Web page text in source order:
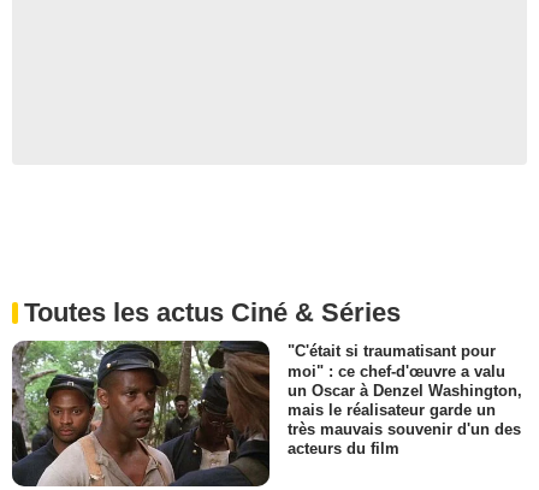
Toutes les actus Ciné & Séries
"C'était si traumatisant pour
moi" : ce chef-d'œuvre a valu
un Oscar à Denzel Washington,
mais le réalisateur garde un
très mauvais souvenir d'un des
acteurs du film